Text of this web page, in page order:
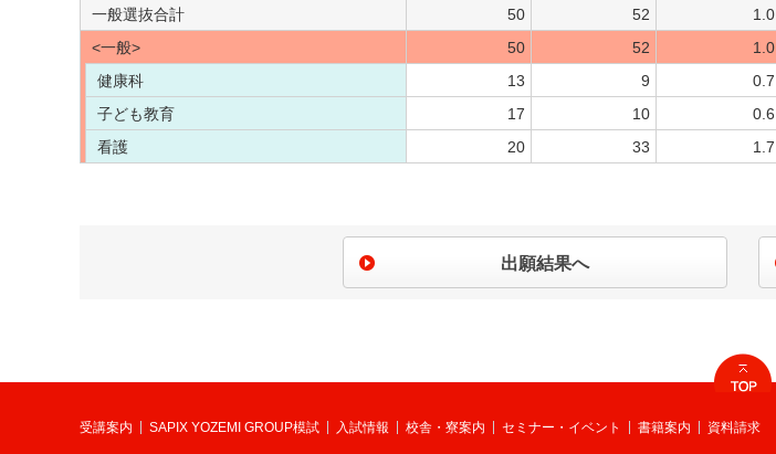
一般選抜合計
50 52 1.0
<一般>
50 52 1.0
健康科
13 9 0.7
子ども教育
17 10 0.6
看護
20 33 1.7
出願結果へ
受講案内 SAPIX YOZEMI GROUP模試 入試情報 校舎・寮案内 セミナー・イベント 書籍案内 資料請求